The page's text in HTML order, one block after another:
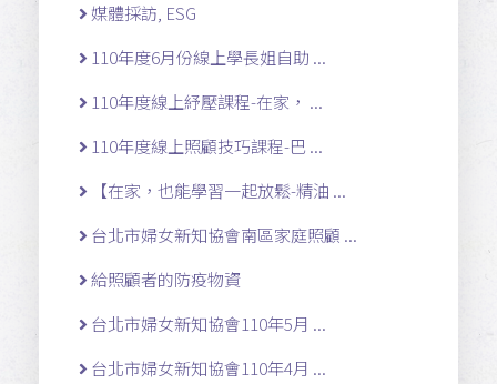
媒體採訪, ESG
110年度6月份線上學長姐自助 ...
110年度線上紓壓課程-在家， ...
110年度線上照顧技巧課程-巴 ...
【在家，也能學習一起放鬆-精油 ...
台北市婦女新知協會南區家庭照顧 ...
給照顧者的防疫物資
台北市婦女新知協會110年5月 ...
台北市婦女新知協會110年4月 ...